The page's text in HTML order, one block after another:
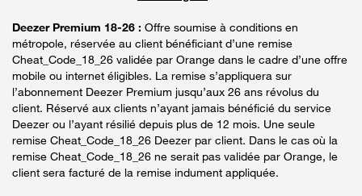
Deezer Premium 18-26 : Offre soumise à conditions en
métropole, réservée au client bénéficiant d’une remise
Cheat_Code_18_26 validée par Orange dans le cadre d’une offre
mobile ou internet éligibles. La remise s’appliquera sur
l’abonnement Deezer Premium jusqu’aux 26 ans révolus du
client. Réservé aux clients n’ayant jamais bénéficié du service
Deezer ou l’ayant résilié depuis plus de 12 mois. Une seule
remise Cheat_Code_18_26 Deezer par client. Dans le cas où la
remise Cheat_Code_18_26 ne serait pas validée par Orange, le
client sera facturé de la remise indument appliquée.